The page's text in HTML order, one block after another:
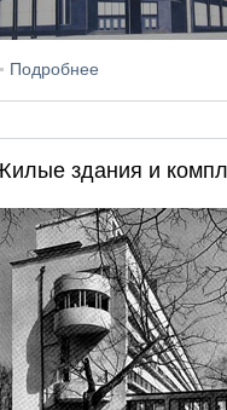
Подробнее
здания и